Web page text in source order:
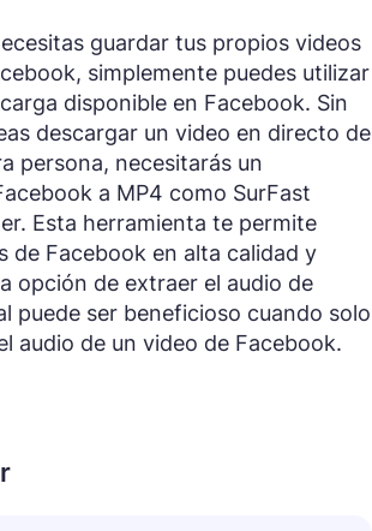
guardar tus propios videos
simplemente puedes utilizar
disponible en Facebook. Sin
descargar un video en directo de
persona, necesitarás un
a MP4 como SurFast
Esta herramienta te permite
de Facebook en alta calidad y
opción de extraer el audio de
puede ser beneficioso cuando solo
audio de un video de Facebook.